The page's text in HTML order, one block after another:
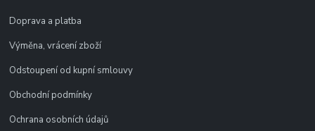
Doprava a platba
Výměna, vrácení zboží
Odstoupení od kupní smlouvy
Obchodní podmínky
Ochrana osobních údajů